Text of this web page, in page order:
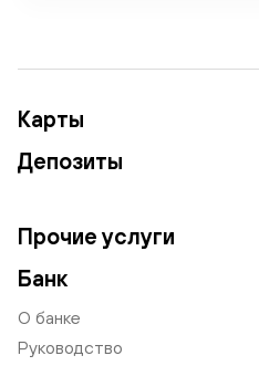
Карты
Депозиты
Прочие услуги
Банк
О банке
Руководство